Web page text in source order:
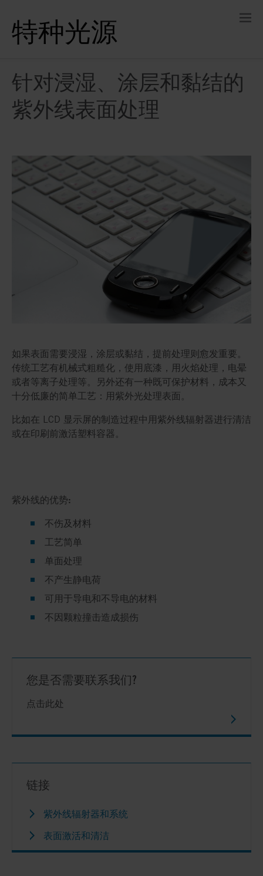
特种光源
针对浸湿、涂层和黏结的
紫外线表面处理
如果表面需要浸湿，涂层或黏结，提前处理则愈发重要。
传统工艺有机械式粗糙化，使用底漆，用火焰处理，电晕
或者等离子处理等。另外还有一种既可保护材料，成本又
十分低廉的简单工艺：用紫外光处理表面。
比如在 LCD 显示屏的制造过程中用紫外线辐射器进行清洁
或在印刷前激活塑料容器。
紫外线的优势:
不伤及材料
工艺简单
单面处理
不产生静电荷
可用于导电和不导电的材料
不因颗粒撞击造成损伤
您是否需要联系我们?
点击此处
链接
紫外线辐射器和系统
表面激活和清洁